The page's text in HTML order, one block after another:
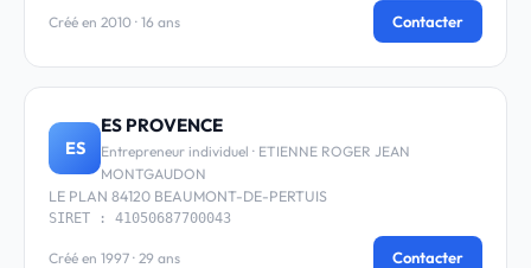
Créé en 2010 · 16 ans Contacter
ES
ES PROVENCE
Entrepreneur individuel · ETIENNE ROGER JEAN
MONTGAUDON
LE PLAN 84120 BEAUMONT-DE-PERTUIS
SIRET : 41050687700043
Créé en 1997 · 29 ans Contacter